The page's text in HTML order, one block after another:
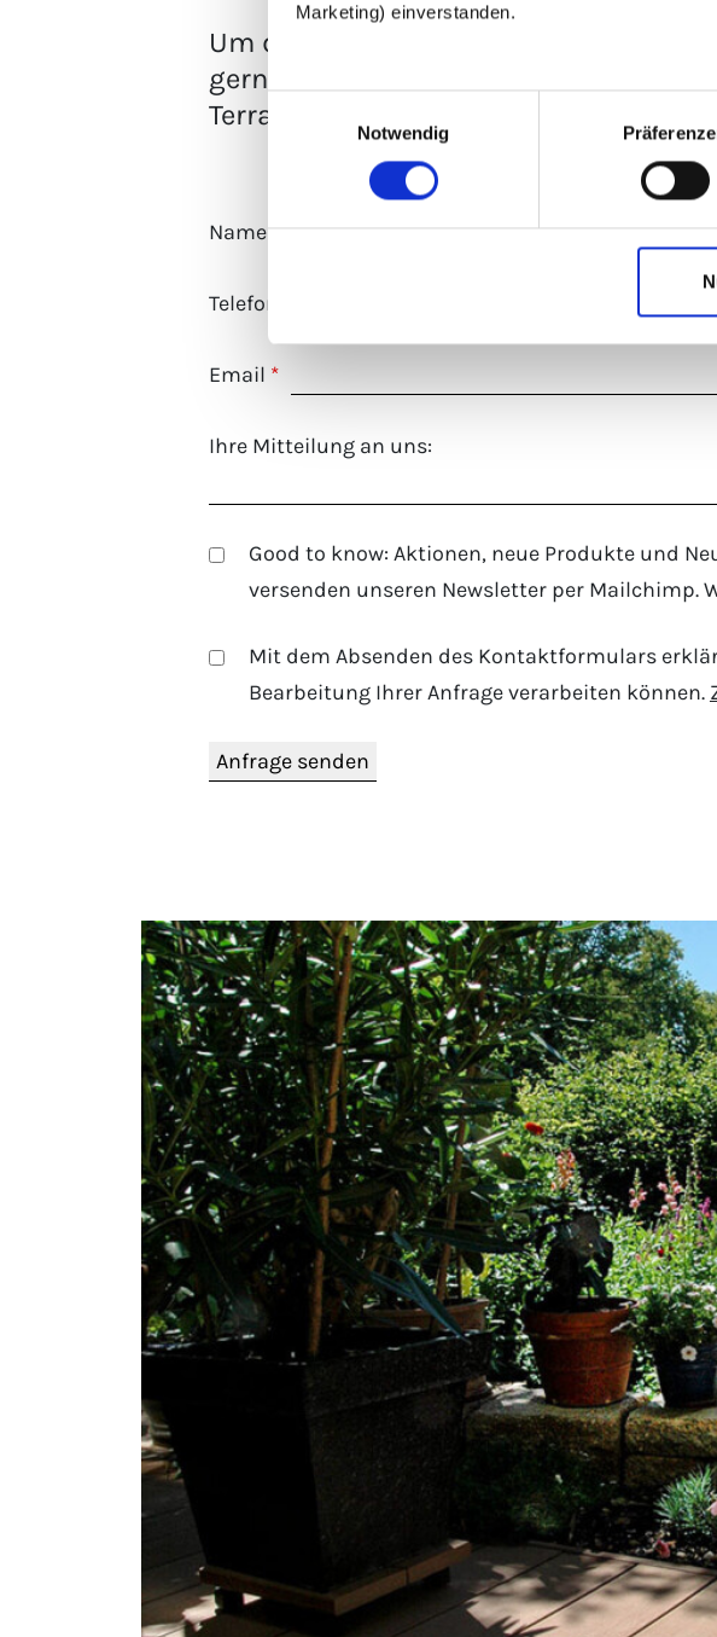
Marketing) einverstanden.
Notwendig
Um die Farbtöne ideal auf die
gerne Muster der Premium WPC
Terrassendielen lässt sich ideal vor
Name*
Telefon
Email *
Ihre Mitteilung an uns:
Good to know: Aktionen, neue Produkte und
versenden unseren Newsletter per Mailchimp.
Mit dem Absenden des Kontaktformulars
Bearbeitung Ihrer Anfrage verarbeiten können.